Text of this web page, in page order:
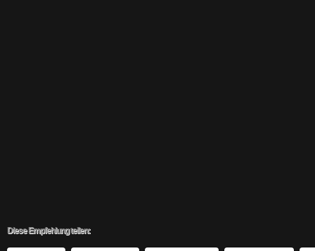
Diese Empfehlung teilen: